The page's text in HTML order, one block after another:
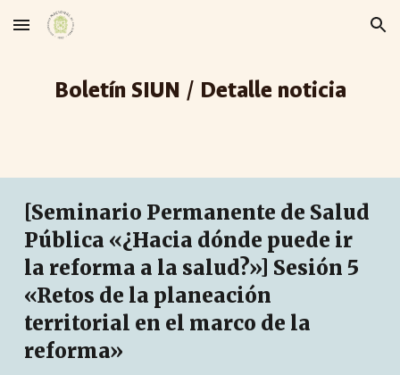
Skip to main content Skip to navigation
Boletín SIUN / Detalle noticia
[Seminario Permanente de Salud
Pública «¿Hacia dónde puede ir
la reforma a la salud?»] Sesión 5
«Retos de la planeación
territorial en el marco de la
reforma»